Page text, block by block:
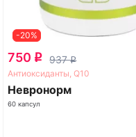
-20%
750 q 937q
Антиоксиданты, Q10
Невронорм
60 капсул